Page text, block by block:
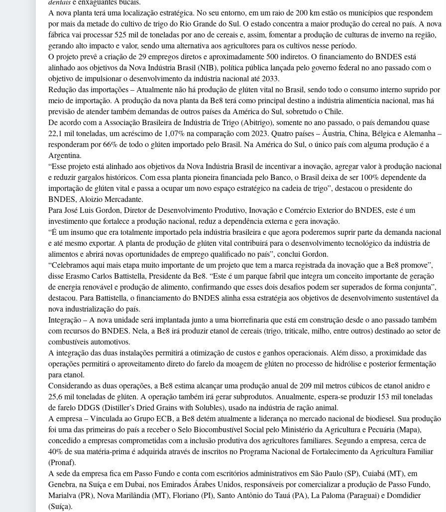
A nova planta terá uma localização estratégica. No seu entorno, em um raio de 200 km estão os municípios que respondem
por mais da metade do cultivo de trigo do Rio Grande do Sul. O estado concentra a maior produção do cereal no país. A nova
fábrica vai processar 525 mil de toneladas por ano de cereais e, assim, fomentar a produção de culturas de inverno na região,
gerando alto impacto e valor, sendo uma alternativa aos agricultores para os cultivos nesse período.
O projeto prevê a criação de 29 empregos diretos e aproximadamente 500 indiretos. O financiamento do BNDES está
alinhado aos objetivos da Nova Indústria Brasil (NIB), política pública lançada pelo governo federal no ano passado com o
objetivo de impulsionar o desenvolvimento da indústria nacional até 2033.
Redução das importações – Atualmente não há produção de glúten vital no Brasil, sendo todo o consumo interno suprido por
meio de importação. A produção da nova planta da Be8 terá como principal destino a indústria alimentícia nacional, mas há
previsão de atender também demandas de outros países da América do Sul, sobretudo o Chile.
De acordo com a Associação Brasileira de Indústria de Trigo (Abitrigo), somente no ano passado, o país demandou quase
22,1 mil toneladas, um acréscimo de 1,07% na comparação com 2023. Quatro países – Áustria, China, Bélgica e Alemanha –
responderam por 66% de todo o glúten importado pelo Brasil. Na América do Sul, o único país com alguma produção é a
Argentina.
“Esse projeto está alinhado aos objetivos da Nova Indústria Brasil de incentivar a inovação, agregar valor à produção nacional
e reduzir gargalos históricos. Com essa planta pioneira financiada pelo Banco, o Brasil deixa de ser 100% dependente da
importação de glúten vital e passa a ocupar um novo espaço estratégico na cadeia de trigo”, destacou o presidente do
BNDES, Aloizio Mercadante.
Para José Luis Gordon, Diretor de Desenvolvimento Produtivo, Inovação e Comércio Exterior do BNDES, este é um
investimento que fortalece a produção nacional, reduz a dependência externa e gera inovação.
“É um insumo que era totalmente importado pela indústria brasileira e que agora poderemos suprir parte da demanda nacional
e até mesmo exportar. A planta de produção de glúten vital contribuirá para o desenvolvimento tecnológico da indústria de
alimentos e abrirá novas oportunidades de emprego qualificado no país”, conclui Gordon.
“Celebramos aqui mais etapa muito importante de um projeto que tem a marca registrada da inovação que a Be8 promove”,
disse Erasmo Carlos Battistella, Presidente da Be8. “Este é um parque fabril que integra um conceito importante de geração
de energia renovável e produção de alimento, confirmando que esses dois desafios podem ser superados de forma conjunta”,
destacou. Para Battistella, o financiamento do BNDES alinha essa estratégia aos objetivos de desenvolvimento sustentável da
nova industrialização do país.
Integração – A nova unidade será implantada junto a uma biorrefinaria que está em construção desde o ano passado também
com recursos do BNDES. Nela, a Be8 irá produzir etanol de cereais (trigo, triticale, milho, entre outros) destinado ao setor de
combustíveis automotivos.
A integração das duas instalações permitirá a otimização de custos e ganhos operacionais. Além disso, a proximidade das
operações permitirá o aproveitamento direto do farelo da moagem de glúten no processo de hidrólise e posterior fermentação
para etanol.
Considerando as duas operações, a Be8 estima alcançar uma produção anual de 209 mil metros cúbicos de etanol anidro e
25,6 mil toneladas de glúten. A operação também irá gerar subprodutos. Anualmente, espera-se produzir 153 mil toneladas
de farelo DDGS (Distiller’s Dried Grains with Solubles), usado na indústria de ração animal.
A empresa – Vinculada ao Grupo ECB, a Be8 detém atualmente a liderança no mercado nacional de biodiesel. Sua produção
foi uma das primeiras do país a receber o Selo Biocombustível Social pelo Ministério da Agricultura e Pecuária (Mapa),
concedido a empresas comprometidas com a inclusão produtiva dos agricultores familiares. Segundo a empresa, cerca de
40% de sua matéria-prima é adquirida através de inscritos no Programa Nacional de Fortalecimento da Agricultura Familiar
(Pronaf).
A sede da empresa fica em Passo Fundo e conta com escritórios administrativos em São Paulo (SP), Cuiabá (MT), em
Genebra, na Suíça e em Dubai, nos Emirados Árabes Unidos, responsáveis por comercializar a produção de Passo Fundo,
Marialva (PR), Nova Marilândia (MT), Floriano (PI), Santo Antônio do Tauá (PA), La Paloma (Paraguai) e Domdidier
(Suíça).